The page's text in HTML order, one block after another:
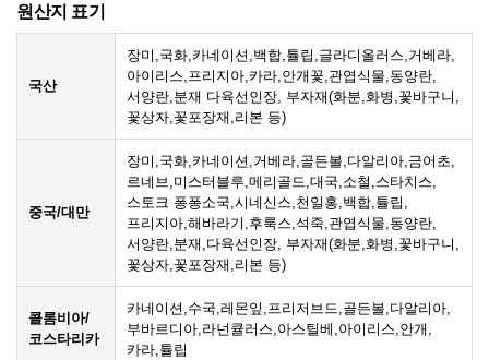
원산지 표기
국산
장미,국화,카네이션,백합,튤립,글라디올러스,거베라,
아이리스,프리지아,카라,안개꽃,관엽식물,동양란,
서양란,분재 다육선인장, 부자재(화분,화병,꽃바구니,
꽃상자,꽃포장재,리본 등)
중국/대만
장미,국화,카네이션,거베라,골든볼,다알리아,금어초,
르네브,미스터블루,메리골드,대국,소철,스타치스,
스토크 퐁퐁소국,시네신스,천일홍,백합,튤립,
프리지아,해바라기,후룩스,석죽,관엽식물,동양란,
서양란,분재,다육선인장, 부자재(화분,화병,꽃바구니,
꽃상자,꽃포장재,리본 등)
콜롬비아/
코스타리카
카네이션,수국,레몬잎,프리저브드,골든볼,다알리아,
부바르디아,라넌큘러스,아스틸베,아이리스,안개,
카라,튤립